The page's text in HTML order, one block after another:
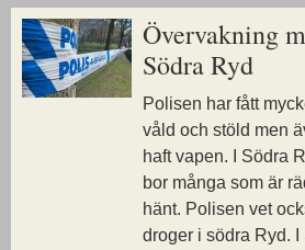
Övervakning
Södra Ryd
Polisen har fått
våld och stöld men
haft vapen. I Södra
bor många som är
hänt. Polisen vet
droger i södra Ryd.